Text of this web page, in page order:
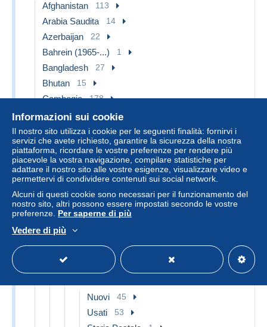
Afghanistan 113
Arabia Saudita 14
Azerbaijan 22
Bahrein (1965-...) 1
Bangladesh 27
Bhutan 15
Cambogia 178
Cina 336
1912-1949 Repubblica 84
1915-1950 Emissione locali 38
Cina Centrale 1948-49 2
Cina del Nord-Est 1946-48 22
Cina Orientale 1949-50 14
1941-45 Occupazione Giapponese
1941-45 Cina del Nord
1943-45 Shanghai & Nanchino 1
1949 - ... Repubblica Popolare
Nuovi 45
Usati 53
Informazioni sui cookie
Il nostro sito utilizza i cookie per le seguenti finalità: fornirvi i
servizi che avete richiesto, garantire la sicurezza della nostra
piattaforma, ricordare le vostre preferenze per rendere più
piacevole la vostra navigazione, compilare statistiche per
adattare il nostro sito alle vostre esigenze, visualizzare video e
permettervi di condividere contenuti sui social network.
Alcuni di questi cookie sono necessari per il funzionamento del
nostro sito, altri possono essere impostati secondo le vostre
preferenze. Per saperne di più
Vedere di più